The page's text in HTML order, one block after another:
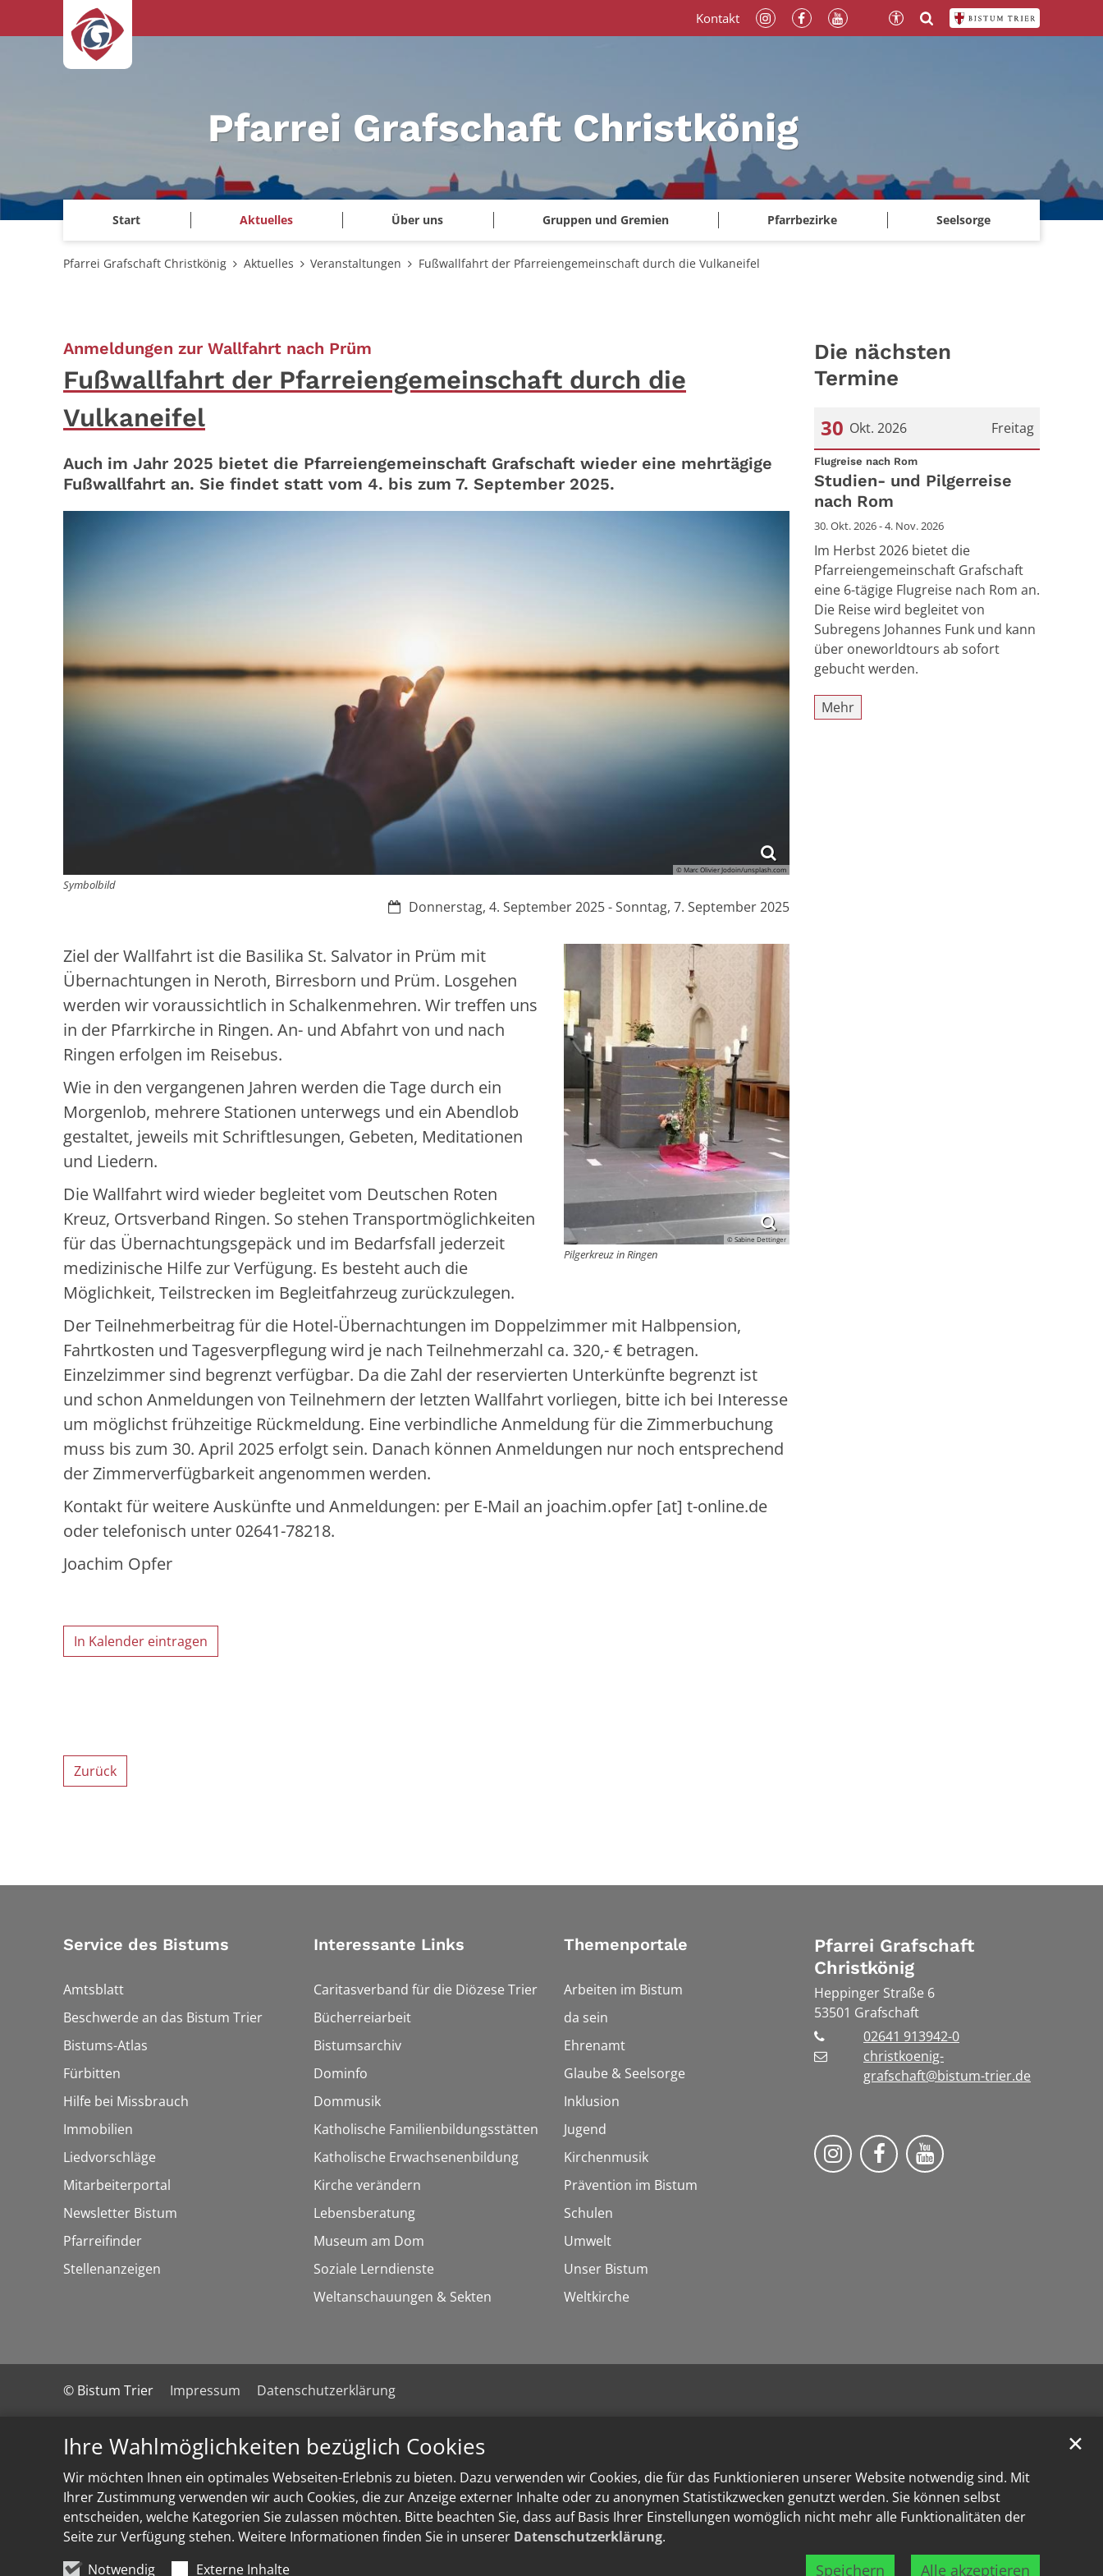
Ihre Wahlmöglichkeiten bezüglich Cookies
Wir möchten Ihnen ein optimales Webseiten-Erlebnis zu bieten. Dazu verwenden wir Cookies, die für das Funktionieren unserer Website notwendig sind. Mit
Ihrer Zustimmung verwenden wir auch Cookies, die zur Anzeige externer Inhalte oder zu anonymen Statistikzwecken genutzt werden. Sie können selbst
entscheiden, welche Kategorien Sie zulassen möchten. Bitte beachten Sie, dass auf Basis Ihrer Einstellungen womöglich nicht mehr alle Funktionalitäten der
Seite zur Verfügung stehen. Weitere Informationen finden Sie in unserer Datenschutzerklärung.
Notwendig
Externe Inhalte Speichern Alle akzeptieren
✕
Zum Inhalt springen
Pfarrei Grafschaft Christkönig
Start Aktuelles Über uns Gruppen und Gremien Pfarrbezirke Seelsorge
Kontakt
Pfarrei Grafschaft Christkönig Aktuelles Veranstaltungen Fußwallfahrt der Pfarreiengemeinschaft durch die Vulkaneifel
Anmeldungen zur Wallfahrt nach Prüm
Fußwallfahrt der Pfarreiengemeinschaft durch die
Vulkaneifel
Auch im Jahr 2025 bietet die Pfarreiengemeinschaft Grafschaft wieder eine mehrtägige
Fußwallfahrt an. Sie findet statt vom 4. bis zum 7. September 2025.
© Marc Olivier Jodoin/unsplash.com
Symbolbild
Datum:Donnerstag, 4. September 2025 - Sonntag, 7. September 2025
© Sabine Dettinger
Pilgerkreuz in Ringen
Ziel der Wallfahrt ist die Basilika St. Salvator in Prüm mit
Übernachtungen in Neroth, Birresborn und Prüm. Losgehen
werden wir voraussichtlich in Schalkenmehren. Wir treffen uns
in der Pfarrkirche in Ringen. An- und Abfahrt von und nach
Ringen erfolgen im Reisebus.
Wie in den vergangenen Jahren werden die Tage durch ein
Morgenlob, mehrere Stationen unterwegs und ein Abendlob
gestaltet, jeweils mit Schriftlesungen, Gebeten, Meditationen
und Liedern.
Die Wallfahrt wird wieder begleitet vom Deutschen Roten
Kreuz, Ortsverband Ringen. So stehen Transportmöglichkeiten
für das Übernachtungsgepäck und im Bedarfsfall jederzeit
medizinische Hilfe zur Verfügung. Es besteht auch die
Möglichkeit, Teilstrecken im Begleitfahrzeug zurückzulegen.
Der Teilnehmerbeitrag für die Hotel-Übernachtungen im Doppelzimmer mit Halbpension,
Fahrtkosten und Tagesverpflegung wird je nach Teilnehmerzahl ca. 320,- € betragen.
Einzelzimmer sind begrenzt verfügbar. Da die Zahl der reservierten Unterkünfte begrenzt ist
und schon Anmeldungen von Teilnehmern der letzten Wallfahrt vorliegen, bitte ich bei Interesse
um möglichst frühzeitige Rückmeldung. Eine verbindliche Anmeldung für die Zimmerbuchung
muss bis zum 30. April 2025 erfolgt sein. Danach können Anmeldungen nur noch entsprechend
der Zimmerverfügbarkeit angenommen werden.
Kontakt für weitere Auskünfte und Anmeldungen: per E-Mail an joachim.opfer [at] t-online.de
oder telefonisch unter 02641-78218.
Joachim Opfer
In Kalender eintragen
Die nächsten
Termine
Freitag
30 Okt. 2026
Datum: 30. Oktober 2026
Flugreise nach Rom:
Studien- und Pilgerreise
nach Rom
30. Okt. 2026 - 4. Nov. 2026
Im Herbst 2026 bietet die
Pfarreiengemeinschaft Grafschaft
eine 6-tägige Flugreise nach Rom an.
Die Reise wird begleitet von
Subregens Johannes Funk und kann
über oneworldtours ab sofort
gebucht werden.
Mehr
Zurück
Service des Bistums
Amtsblatt
Beschwerde an das Bistum Trier
Bistums-Atlas
Fürbitten
Hilfe bei Missbrauch
Immobilien
Liedvorschläge
Mitarbeiterportal
Newsletter Bistum
Pfarreifinder
Stellenanzeigen
Interessante Links
Caritasverband für die Diözese Trier
Bücherreiarbeit
Bistumsarchiv
Dominfo
Dommusik
Katholische Familienbildungsstätten
Katholische Erwachsenenbildung
Kirche verändern
Lebensberatung
Museum am Dom
Soziale Lerndienste
Weltanschauungen & Sekten
Themenportale
Arbeiten im Bistum
da sein
Ehrenamt
Glaube & Seelsorge
Inklusion
Jugend
Kirchenmusik
Prävention im Bistum
Schulen
Umwelt
Unser Bistum
Weltkirche
Pfarrei Grafschaft
Christkönig
Heppinger Straße 6
53501 Grafschaft
02641 913942-0
christkoenig-
grafschaft@bistum-trier.de
Pfarreiengemeinschaft
Pfarreiengemeinschaft
© Bistum Trier Impressum Datenschutzerklärung